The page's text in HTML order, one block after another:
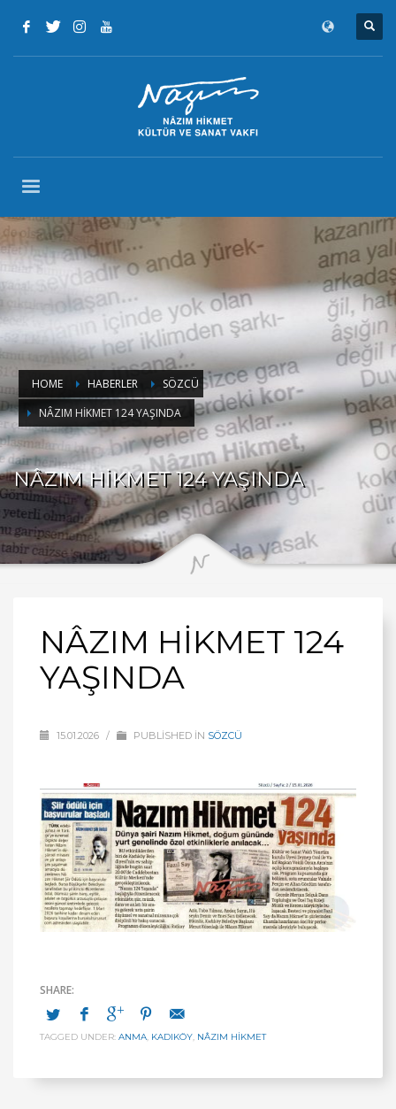
HOME HABERLER
SÖZCÜ
NÂZIM HİKMET 124 YAŞINDA
NÂZIM HİKMET 124 YAŞINDA
NÂZIM HİKMET 124
YAŞINDA
15.01.2026 / PUBLISHED IN SÖZCÜ
TAGGED UNDER: ANMA, KADIKÖY, NÂZIM HIKMET